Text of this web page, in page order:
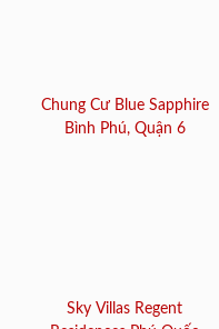
Chung Cư Blue Sapphire
Bình Phú, Quận 6
Sky Villas Regent